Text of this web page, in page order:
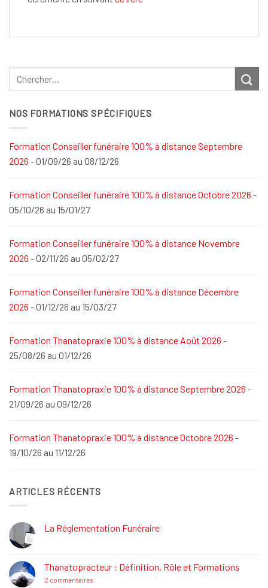
NOS FORMATIONS SPÉCIFIQUES
Formation Conseiller funéraire 100% à distance Septembre
2026 - 01/09/26 au 08/12/26
Formation Conseiller funéraire 100% à distance Octobre 2026 -
05/10/26 au 15/01/27
Formation Conseiller funéraire 100% à distance Novembre
2026 - 02/11/26 au 05/02/27
Formation Conseiller funéraire 100% à distance Décembre
2026 - 01/12/26 au 15/03/27
Formation Thanatopraxie 100% à distance Août 2026 -
25/08/26 au 01/12/26
Formation Thanatopraxie 100% à distance Septembre 2026 -
21/09/26 au 09/12/26
Formation Thanatopraxie 100% à distance Octobre 2026 -
19/10/26 au 11/12/26
ARTICLES RÉCENTS
La Réglementation Funéraire
La
Réglementation
Funéraire
Thanatopracteur : Définition, Rôle et Formations
2 commentairessur